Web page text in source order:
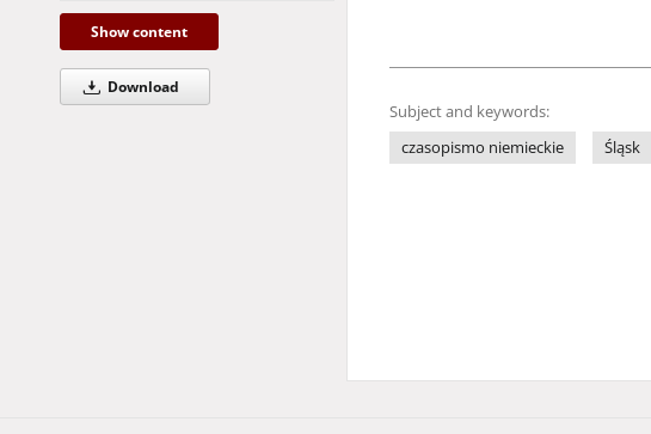
Show content
Download
Subject and keywords:
czasopismo niemieckie
Śląsk